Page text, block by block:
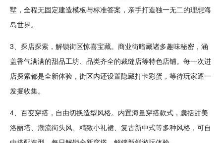
墅，全程无固定建造模板与标准答案，亲手打造独一无二的理想海
岛世界。
3、探店探索，解锁街区惊喜宝藏。 商业街暗藏诸多趣味秘密，涵
盖香气满满的甜品工坊、品类齐全的裁缝店等特色店铺。每一次进
店探索都是全新体验，街区内还设置隐藏打卡彩蛋，等待玩家逐一
发掘收集。
4、百变穿搭，自由切换造型风格。内置海量穿搭款式，囊括甜美
洛丽塔、潮流街头风、精致小礼裙、复古新中式等多种风格，可自